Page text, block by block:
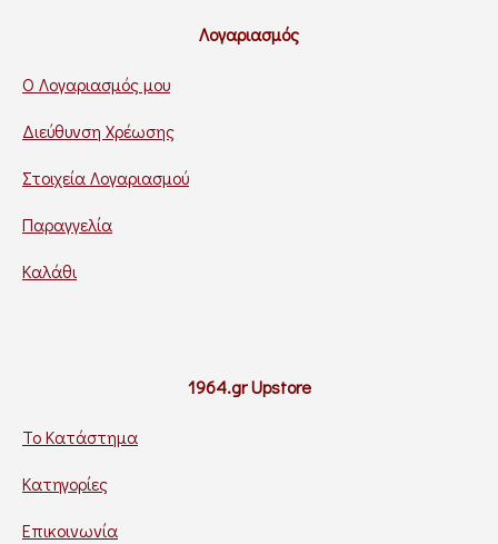
Λογαριασμός
Ο Λογαριασμός μου
Διεύθυνση Χρέωσης
Στοιχεία Λογαριασμού
Παραγγελία
Καλάθι
1964.gr Upstore
Το Κατάστημα
Κατηγορίες
Επικοινωνία